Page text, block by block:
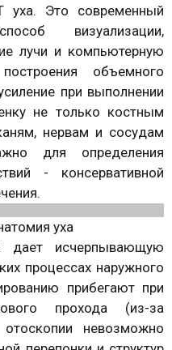
уха. Это современный
визуализации,
лучи и компьютерную
объемного
при выполнении
не только костным
нервам и сосудам
для определения
- консервативной
уха
дает исчерпывающую
процессах наружного
прибегают при
прохода (из-за
отоскопии невозможно